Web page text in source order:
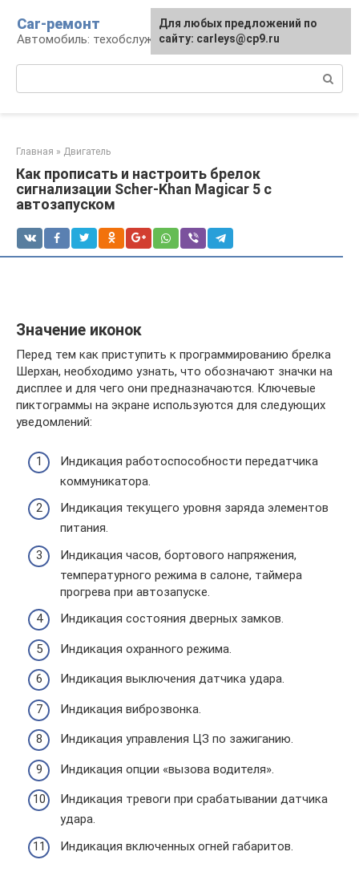
контенту
Car-ремонт
Автомобиль: техобслуживание и ремонт
Главная » Двигатель
Как прописать и настроить брелок
сигнализации Scher-Khan Magicar 5 с
автозапуском
Значение иконок
Перед тем как приступить к программированию брелка
Шерхан, необходимо узнать, что обозначают значки на
дисплее и для чего они предназначаются. Ключевые
пиктограммы на экране используются для следующих
уведомлений:
Индикация работоспособности передатчика
коммуникатора.
Индикация текущего уровня заряда элементов
питания.
Индикация часов, бортового напряжения,
температурного режима в салоне, таймера
прогрева при автозапуске.
Индикация состояния дверных замков.
Индикация охранного режима.
Индикация выключения датчика удара.
Индикация виброзвонка.
Индикация управления ЦЗ по зажиганию.
Индикация опции «вызова водителя».
Индикация тревоги при срабатывании датчика
удара.
Индикация включенных огней габаритов.
Для любых предложений по
сайту: carleys@cp9.ru